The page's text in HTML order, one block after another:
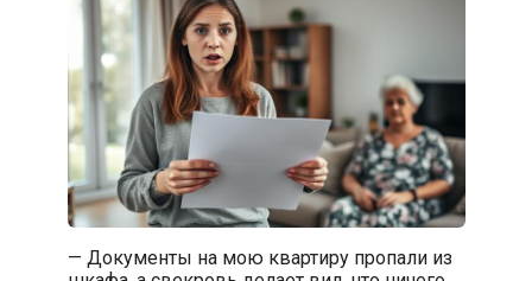
— Документы на мою квартиру пропали из